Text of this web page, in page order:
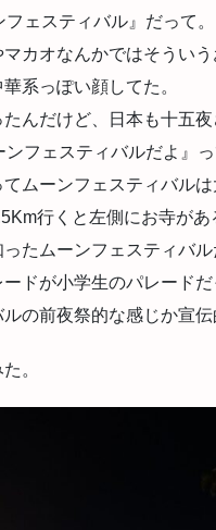
フェスティバル』だって。
カオなんかではそうい
系っぽい顔してた。
んだけど、日本も十五
ンフェスティバルだよ』
ムーンフェスティバル
行くと左側にお寺が
たムーンフェスティバ
ドが小学生のパレード
の前夜祭的な感じか宣
。